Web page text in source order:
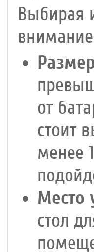
Выбирая
от
стоит
менее
Место
стол